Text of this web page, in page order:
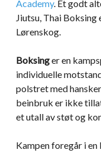
Academy. Et godt
Jiutsu, Thai Boksing
Lørenskog.
Boksinger en
individuelle
polstret med
beinbruk er ikke
et utall av støt og
Kampen foregår i